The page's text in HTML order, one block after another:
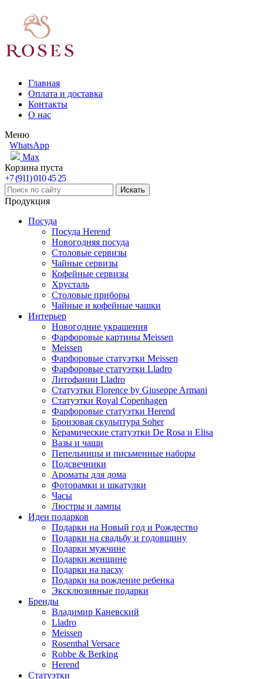
Главная
Оплата и доставка
Контакты
О нас
Меню
WhatsApp
Max
Корзина пуста
+7 (911) 010 45 25
Продукция
Посуда
Посуда Herend
Новогодняя посуда
Столовые сервизы
Чайные сервизы
Кофейные сервизы
Хрусталь
Столовые приборы
Чайные и кофейные чашки
Интерьер
Новогодние украшения
Фарфоровые картины Meissen
Meissen
Фарфоровые статуэтки Meissen
Фарфоровые статуэтки Lladro
Литофании Lladro
Статуэтки Florence by Giuseppe Armani
Статуэтки Royal Copenhagen
Фарфоровые статуэтки Herend
Бронзовая скульптура Soher
Керамические статуэтки De Rosa и Elisa
Вазы и чаши
Пепельницы и письменные наборы
Подсвечники
Ароматы для дома
Фоторамки и шкатулки
Часы
Люстры и лампы
Идеи подарков
Подарки на Новый год и Рождество
Подарки на свадьбу и годовщину
Подарки мужчине
Подарки женщине
Подарки на пасху
Подарки на рождение ребенка
Эксклюзивные подарки
Бренды
Владимир Каневский
Lladro
Meissen
Rosenthal Versace
Robbe & Berking
Herend
Статуэтки